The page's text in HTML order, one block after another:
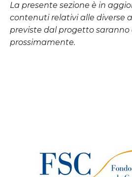
La presente sezione è in
contenuti relativi alle diverse
previste dal progetto saranno
prossimamente.